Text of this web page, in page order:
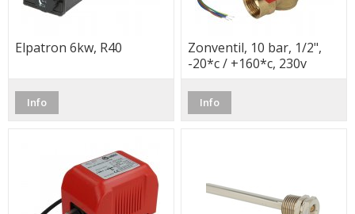
Elpatron 6kw, R40
Info
Zonventil, 10 bar, 1/2",
-20*c / +160*c, 230v
Info